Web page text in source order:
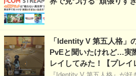
「Identity V 第五人格」
PvEと聞いたけれど…実
レイしてみた！【プレイ